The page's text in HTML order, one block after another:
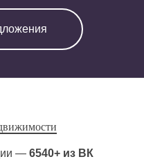
— 6540+ из ВК